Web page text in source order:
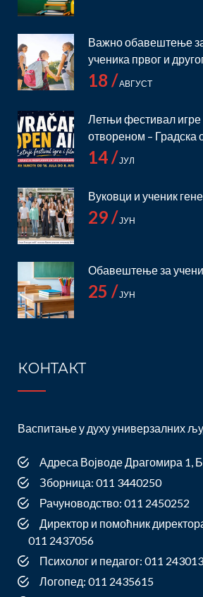
Важно обавештење
ученика првог и
18 /АВГУСТ
Летњи фестивал
отвореном –
14 /ЈУЛ
Вуковци и ученик
29 /ЈУН
Обавештење за
25 /ЈУН
КОНТАКТ
Васпитање у духу универзалних
Адреса Војводе Драгомира 1,
Зборница: 011 3440250
Рачуноводство: 011 2450252
Директор и помоћник
011 2437056
Психолог и педагог: 011
Логопед: 011 2435615